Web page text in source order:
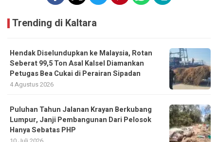
Trending di Kaltara
Hendak Diselundupkan ke Malaysia, Rotan
Seberat 99,5 Ton Asal Kalsel Diamankan
Petugas Bea Cukai di Perairan Sipadan
4 Agustus 2026
Puluhan Tahun Jalanan Krayan Berkubang
Lumpur, Janji Pembangunan Dari Pelosok
Hanya Sebatas PHP